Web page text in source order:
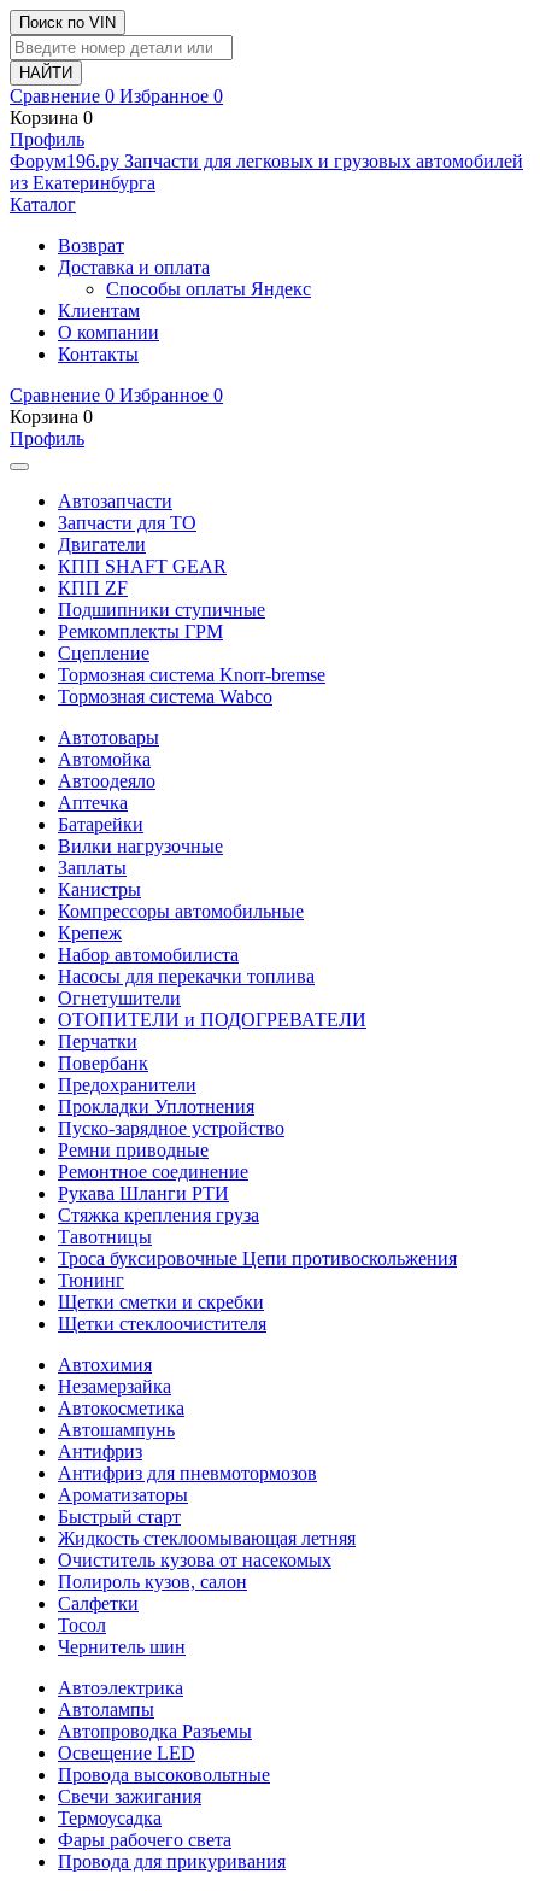
Поиск по VIN
Сравнение 0 Избранное 0
Корзина 0
Профиль
Фoрум196.ру Запчасти для легковых и грузовых автомобилей
из Екатеринбурга
Каталог
Возврат
Доставка и оплата
Способы оплаты Яндекс
Клиентам
О компании
Контакты
Сравнение 0 Избранное 0
Корзина 0
Профиль
Автозапчасти
Запчасти для ТО
Двигатели
КПП SHAFT GEAR
КПП ZF
Подшипники ступичные
Ремкомплекты ГРМ
Сцепление
Тормозная система Knorr-bremse
Тормозная система Wabco
Автотовары
Автомойка
Автоодеяло
Аптечка
Батарейки
Вилки нагрузочные
Заплаты
Канистры
Компрессоры автомобильные
Крепеж
Набор автомобилиста
Насосы для перекачки топлива
Огнетушители
ОТОПИТЕЛИ и ПОДОГРЕВАТЕЛИ
Перчатки
Повербанк
Предохранители
Прокладки Уплотнения
Пуско-зарядное устройство
Ремни приводные
Ремонтное соединение
Рукава Шланги РТИ
Стяжка крепления груза
Тавотницы
Троса буксировочные Цепи противоскольжения
Тюнинг
Щетки сметки и скребки
Щетки стеклоочистителя
Автохимия
Незамерзайка
Автокосметика
Автошампунь
Антифриз
Антифриз для пневмотормозов
Ароматизаторы
Быстрый старт
Жидкость стеклоомывающая летняя
Очиститель кузова от насекомых
Полироль кузов, салон
Салфетки
Тосол
Чернитель шин
Автоэлектрика
Автолампы
Автопроводка Разъемы
Освещение LED
Провода высоковольтные
Свечи зажигания
Термоусадка
Фары рабочего света
Провода для прикуривания